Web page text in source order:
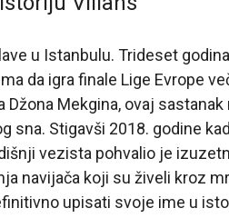
u Istanbulu. Trideset
da igra finale Lige Evrope
Mekgina, ovaj
sna. Stigavši 2018. godine
vezista pohvalio je
navijača koji su živeli kroz
upisati svoje ime u